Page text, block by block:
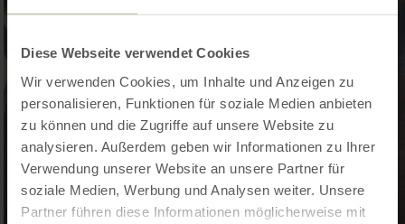
Diese Webseite verwendet Cookies
Wir verwenden Cookies, um Inhalte und Anzeigen zu
personalisieren, Funktionen für soziale Medien anbieten
zu können und die Zugriffe auf unsere Website zu
analysieren. Außerdem geben wir Informationen zu Ihrer
Verwendung unserer Website an unsere Partner für
soziale Medien, Werbung und Analysen weiter. Unsere
Partner führen diese Informationen möglicherweise mit